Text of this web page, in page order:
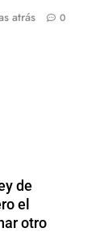
atrás 0
de
el
otro